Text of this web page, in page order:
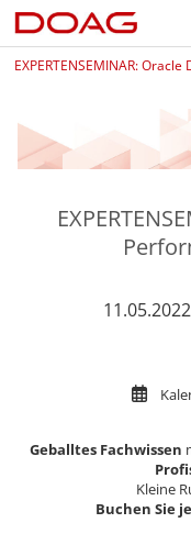
EXPERTENSEMINAR:
Geballtes Fachwissen
Kleine
Buchen Sie